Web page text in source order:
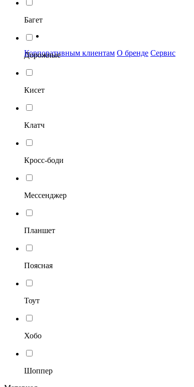
Корпоративным клиентам О бренде Сервис
Багет
Дорожные
Кисет
Клатч
Кросс-боди
Мессенджер
Планшет
Поясная
Тоут
Хобо
Шоппер